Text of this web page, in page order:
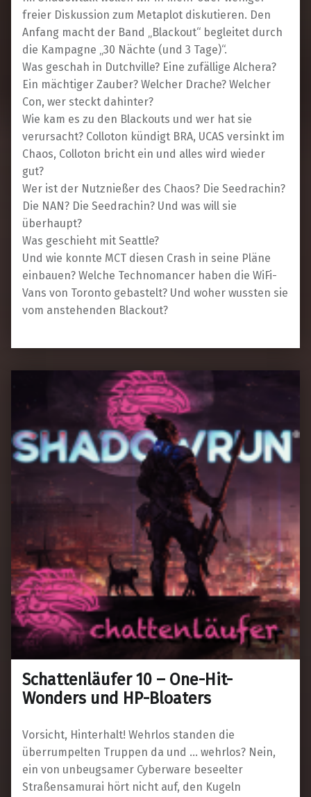
freier Diskussion zum Metaplot diskutieren. Den
Anfang macht der Band „Blackout“ begleitet durch
die Kampagne „30 Nächte (und 3 Tage)“.
Was geschah in Dutchville? Eine zufällige Alchera?
Ein mächtiger Zauber? Welcher Drache? Welcher
Con, wer steckt dahinter?
Wie kam es zu den Blackouts und wer hat sie
verursacht? Colloton kündigt BRA, UCAS versinkt im
Chaos, Colloton bricht ein und alles wird wieder
gut?
Wer ist der Nutznießer des Chaos? Die Seedrachin?
Die NAN? Die Seedrachin? Und was will sie
überhaupt?
Was geschieht mit Seattle?
Und wie konnte MCT diesen Crash in seine Pläne
einbauen? Welche Technomancer haben die WiFi-
Vans von Toronto gebastelt? Und woher wussten sie
vom anstehenden Blackout?
Schattenläufer 10 – One-Hit-
Wonders und HP-Bloaters
Vorsicht, Hinterhalt! Wehrlos standen die
überrumpelten Truppen da und … wehrlos? Nein,
ein von unbeugsamer Cyberware beseelter
Straßensamurai hört nicht auf, den Kugeln